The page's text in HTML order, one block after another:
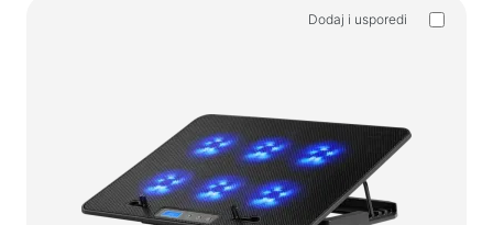
Dodaj i usporedi